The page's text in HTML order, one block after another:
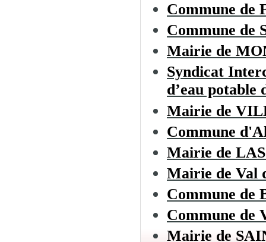
Commune de
Commune de
Mairie de
Syndicat
d’eau potable
Mairie de
Commune
Mairie de
Mairie de Val
Commune de
Commune de
Mairie de